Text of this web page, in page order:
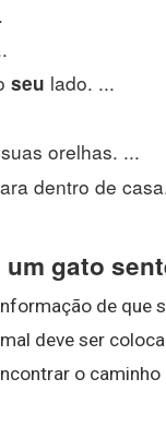
seu lado. ...
orelhas. ...
dentro de
gato
de que
deve ser
o caminho